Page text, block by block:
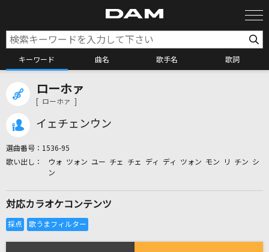
キーワード 曲名 歌手名 歌詞
ローホァ
[ ローホァ ]
イェチェンウン
選曲番号： 1536-95
ウォ ツォン ユー チェ チェ ディ ディ ツォン モン リ チン シ
ン
対応カラオケコンテンツ